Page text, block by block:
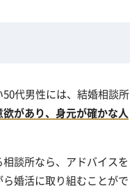
代男性には、結婚相談所
があり、身元が確かな人
談所なら、アドバイスを
婚活に取り組むことがで